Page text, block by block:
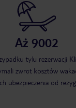
nie wracam do miejsc
byłam ale tam.... kto wie.
Aż 9002
tylu rezerwacji
zwrot kosztów
ubezpieczenia od